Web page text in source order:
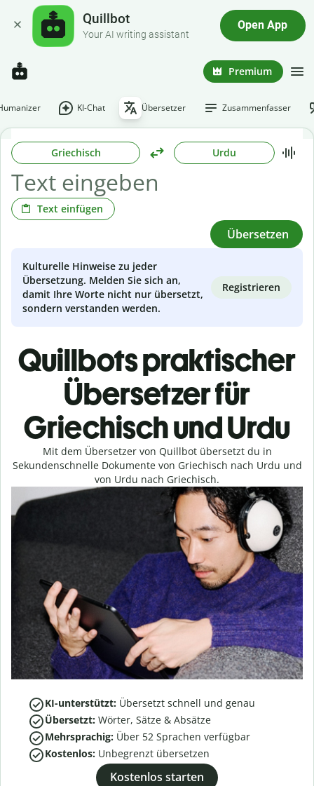
Quillbot
Your AI writing assistant
Open App
Premium
KI-Chat Übersetzer Zusammenfasser
Griechisch Urdu
Text einfügen
Übersetzen
Kulturelle Hinweise zu jeder
Übersetzung. Melden Sie sich an,
damit Ihre Worte nicht nur übersetzt,
sondern verstanden werden.
Registrieren
Quillbots praktischer
Übersetzer für
Griechisch und Urdu
Mit dem Übersetzer von Quillbot übersetzt du in
Sekundenschnelle Dokumente von Griechisch nach Urdu und
von Urdu nach Griechisch.
KI-unterstützt: Übersetzt schnell und genau
Übersetzt: Wörter, Sätze & Absätze
Mehrsprachig: Über 52 Sprachen verfügbar
Kostenlos: Unbegrenzt übersetzen
Kostenlos starten